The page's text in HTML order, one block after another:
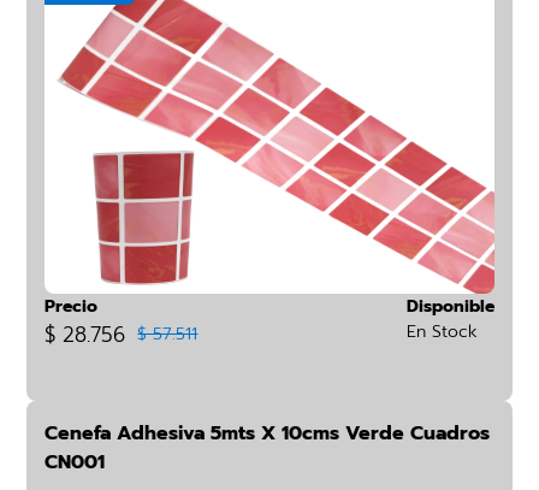
Precio
$ 28.756 $ 57.511
Disponible
En Stock
Cenefa Adhesiva 5mts X 10cms Verde Cuadros
CN001